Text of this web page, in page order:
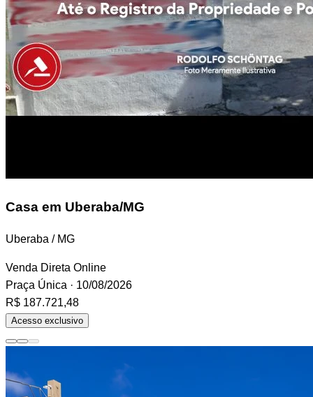
Casa em Uberaba/MG
Uberaba / MG
Venda Direta Online
Praça Única · 10/08/2026
R$ 187.721,48
Acesso exclusivo